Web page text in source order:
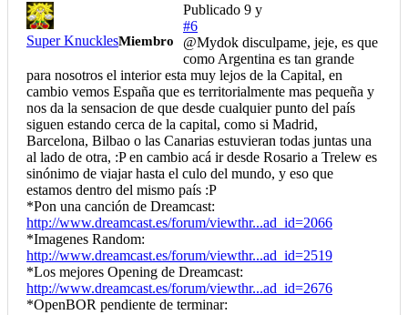
Super KnucklesMiembro
Publicado 9 y
#6
@Mydok disculpame, jeje, es que
como Argentina es tan grande
para nosotros el interior esta muy lejos de la Capital, en
cambio vemos España que es territorialmente mas pequeña y
nos da la sensacion de que desde cualquier punto del país
siguen estando cerca de la capital, como si Madrid,
Barcelona, Bilbao o las Canarias estuvieran todas juntas una
al lado de otra, :P en cambio acá ir desde Rosario a Trelew es
sinónimo de viajar hasta el culo del mundo, y eso que
estamos dentro del mismo país :P
*Pon una canción de Dreamcast:
http://www.dreamcast.es/forum/viewthr...ad_id=2066
*Imagenes Random:
http://www.dreamcast.es/forum/viewthr...ad_id=2519
*Los mejores Opening de Dreamcast:
http://www.dreamcast.es/forum/viewthr...ad_id=2676
*OpenBOR pendiente de terminar: